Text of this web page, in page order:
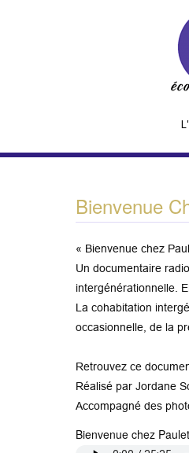
Bienvenue
« Bienvenue chez
Un documentaire
intergénérationnelle.
La cohabitation
occasionnelle, de la
Retrouvez ce
Réalisé par Jordane
Accompagné des
Bienvenue chez